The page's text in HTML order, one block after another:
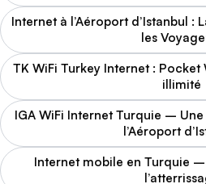
Internet à l’Aéroport d’Istanbul :
les
TK WiFi Turkey Internet :
illimité
IGA WiFi Internet Turquie –
l’Aéroport
Internet mobile en Turquie